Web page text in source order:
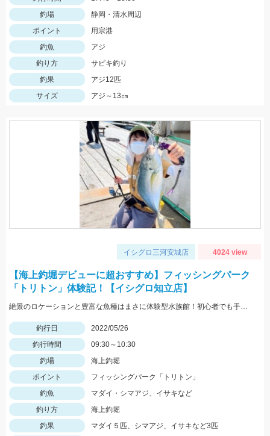
釣場
静岡・清水周辺
ポイント
用宗港
釣魚
アジ
釣り方
サビキ釣り
釣果
アジ12匹
サイズ
アジ～13㎝
イシグロ三河安城店 4024 view
【海上釣堀デビューに超おすすめ】フィッシングパーク
「トリトン」体験記！【イシグロ知立店】
絶景のロケーションと豊富な魚種はまさに体験型水族館！初心者でも手軽に釣れますよ！
釣行日
2022/05/26
釣行時間
09:30～10:30
釣場
海上釣堀
ポイント
フィッシングパーク「トリトン」
釣魚
マダイ・シマアジ、イサキなど
釣り方
海上釣堀
釣果
マダイ５匹、シマアジ、イサキなど3匹